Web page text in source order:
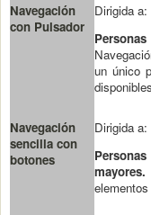
Navegación
con Pulsador
Dirigida a:
un único
Navegación
sencilla con
botones
Dirigida a:
mayores.